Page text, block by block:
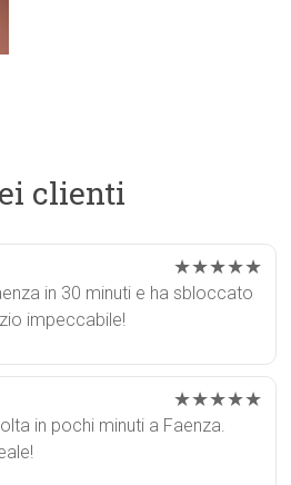
clienti
★★★★★
in 30 minuti e ha sbloccato
impeccabile!
★★★★★
in pochi minuti a Faenza.